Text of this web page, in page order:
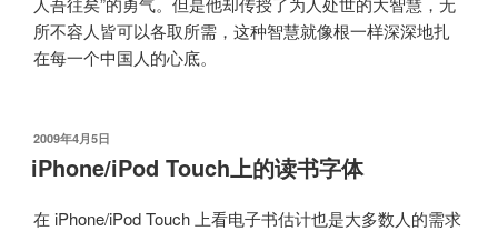
所不容人皆可以各取所需，这种智慧就像根一样深深地扎
在每一个中国人的心底。
发
布
于
2009年4月5日
iPhone/iPod Touch上的读书字体
在 iPhone/iPod Touch 上看电子书估计也是大多数人的需求